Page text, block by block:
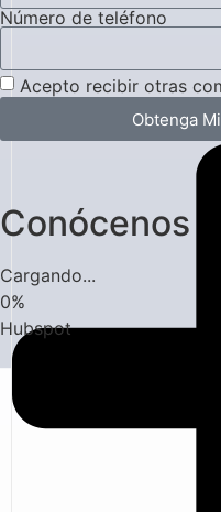
Número de teléfono
Acepto recibir otras
Obtenga
Conócenos
Cargando...
0%
Hubspot